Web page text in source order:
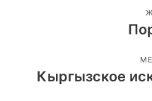
Кыргызское